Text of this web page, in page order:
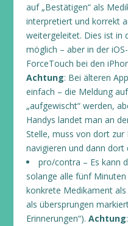
auf „Bestätigen“ als
interpretiert und korrekt
weitergeleitet. Dies ist in
möglich – aber in der
ForceTouch bei den
Achtung: Bei älteren
einfach – die Meldung
„aufgewischt“ werden,
Handys landet man an
Stelle, muss von dort zur
navigieren und dann dort
pro/contra – Es kann
solange alle fünf
konkrete Medikament
als übersprungen
Erinnerungen“). Achtung